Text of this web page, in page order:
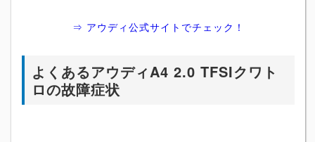
⇒ アウディ公式サイトでチェック！
よくあるアウディA4 2.0 TFSIクワト
ロの故障症状